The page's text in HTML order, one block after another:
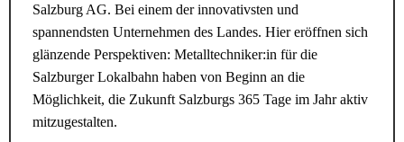
Salzburg AG. Bei einem der innovativsten und
spannendsten Unternehmen des Landes. Hier eröffnen sich
glänzende Perspektiven: Metalltechniker:in für die
Salzburger Lokalbahn haben von Beginn an die
Möglichkeit, die Zukunft Salzburgs 365 Tage im Jahr aktiv
mitzugestalten.